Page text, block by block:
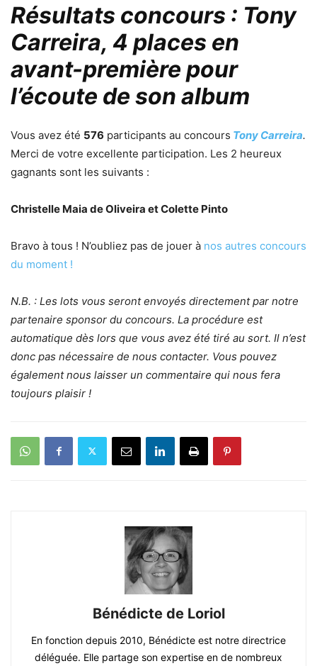
Résultats concours : Tony
Carreira, 4 places en
avant-première pour
l’écoute de son album
Vous avez été 576 participants au concours Tony Carreira.
Merci de votre excellente participation. Les 2 heureux
gagnants sont les suivants :
Christelle Maia de Oliveira et Colette Pinto
Bravo à tous ! N’oubliez pas de jouer à nos autres concours
du moment !
N.B. : Les lots vous seront envoyés directement par notre
partenaire sponsor du concours. La procédure est
automatique dès lors que vous avez été tiré au sort. Il n’est
donc pas nécessaire de nous contacter. Vous pouvez
également nous laisser un commentaire qui nous fera
toujours plaisir !
Bénédicte de Loriol
En fonction depuis 2010, Bénédicte est notre directrice
déléguée. Elle partage son expertise en de nombreux